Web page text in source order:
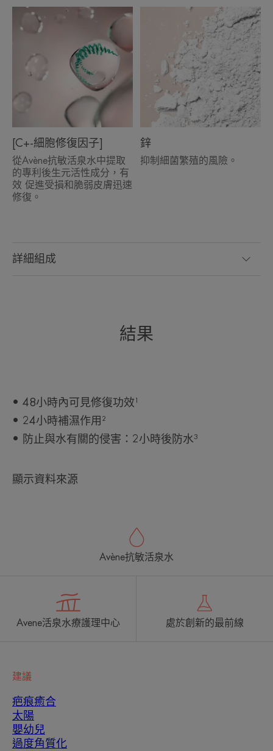
• 舒緩：恢復舒適柔軟。
• 修復：48小時內修復乾裂和受刺激的嘴唇****。
• 滋潤：長效、強效滋養。
包裝中至少含有14%回收材料
*促進表皮層修復。
**水動補濕指數研究，由20名試用者進行測試，單次塗抹。
**水動補濕指數研究，由20名試用者進行測試，單次塗抹。
***臨床評級。在皮膚學控制測試下，對56名試用者進行肌膚耐受性和療效研
究，每天至少塗抹4次，持續21天。
****臨床評分。*在皮膚學控制測試下，對38名試用者進行肌膚耐受性和療
詳細組成
[C+-細胞修復因子]
從Avène抗敏活泉水中提取
的專利後生元活性成分，有
效 促進受損和脆弱皮膚迅速
修復。
鋅
抑制細菌繁殖的風險。
結果
• 48小時內可見修復功效¹
• 24小時補濕作用²
• 防止與水有關的侵害：2小時後防水³
顯示資料來源
Avène抗敏活泉水
Avene活泉水療護理中心 處於創新的最前線
建議
疤痕癒合
太陽
嬰幼兒
過度角質化